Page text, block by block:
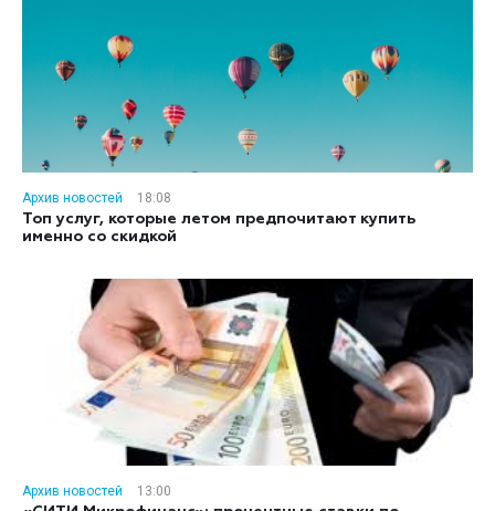
Архив новостей
18:08
Топ услуг, которые летом предпочитают купить
именно со скидкой
Архив новостей
13:00